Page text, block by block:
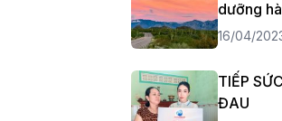
dưỡng
16/04/
TIẾP
ĐAU